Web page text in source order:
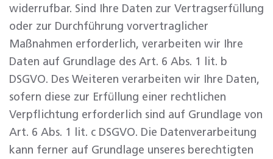
widerrufbar. Sind Ihre Daten zur Vertragserfüllung
oder zur Durchführung vorvertraglicher
Maßnahmen erforderlich, verarbeiten wir Ihre
Daten auf Grundlage des Art. 6 Abs. 1 lit. b
DSGVO. Des Weiteren verarbeiten wir Ihre Daten,
sofern diese zur Erfüllung einer rechtlichen
Verpflichtung erforderlich sind auf Grundlage von
Art. 6 Abs. 1 lit. c DSGVO. Die Datenverarbeitung
kann ferner auf Grundlage unseres berechtigten